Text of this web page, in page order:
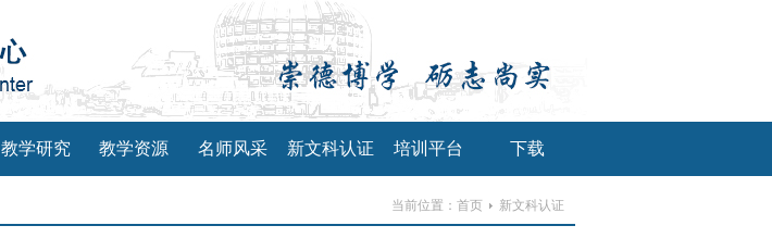
教学研究 教学资源 名师风采 新文科认证 培训平台 下载
当前位置： 首页 新文科认证